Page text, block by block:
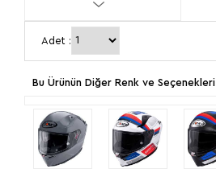
Adet :
Bu Ürünün Diğer Renk ve Seçenekleri